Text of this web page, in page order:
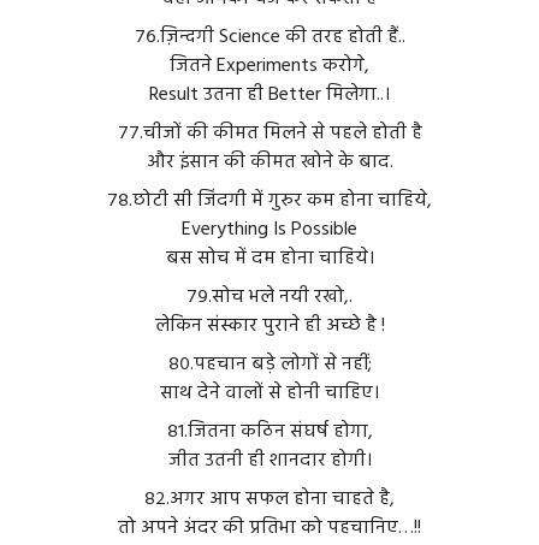
७६.ज़िन्दगी Science की तरह होती हैं..
जितने Experiments करोगे,
Result उतना ही Better मिलेगा..।
७७.चीजों की कीमत मिलने से पहले होती है
और इंसान की कीमत खोने के बाद.
७८.छोटी सी जिंदगी में गुरुर कम होना चाहिये,
Everything Is Possible
बस सोच में दम होना चाहिये।
७९.सोच भले नयी रखो,.
लेकिन संस्कार पुराने ही अच्छे है !
८०.पहचान बड़े लोगों से नहीं;
साथ देने वालों से होनी चाहिए।
८१.जितना कठिन संघर्ष होगा,
जीत उतनी ही शानदार होगी।
८२.अगर आप सफल होना चाहते है,
तो अपने अंदर की प्रतिभा को पहचानिए…!!